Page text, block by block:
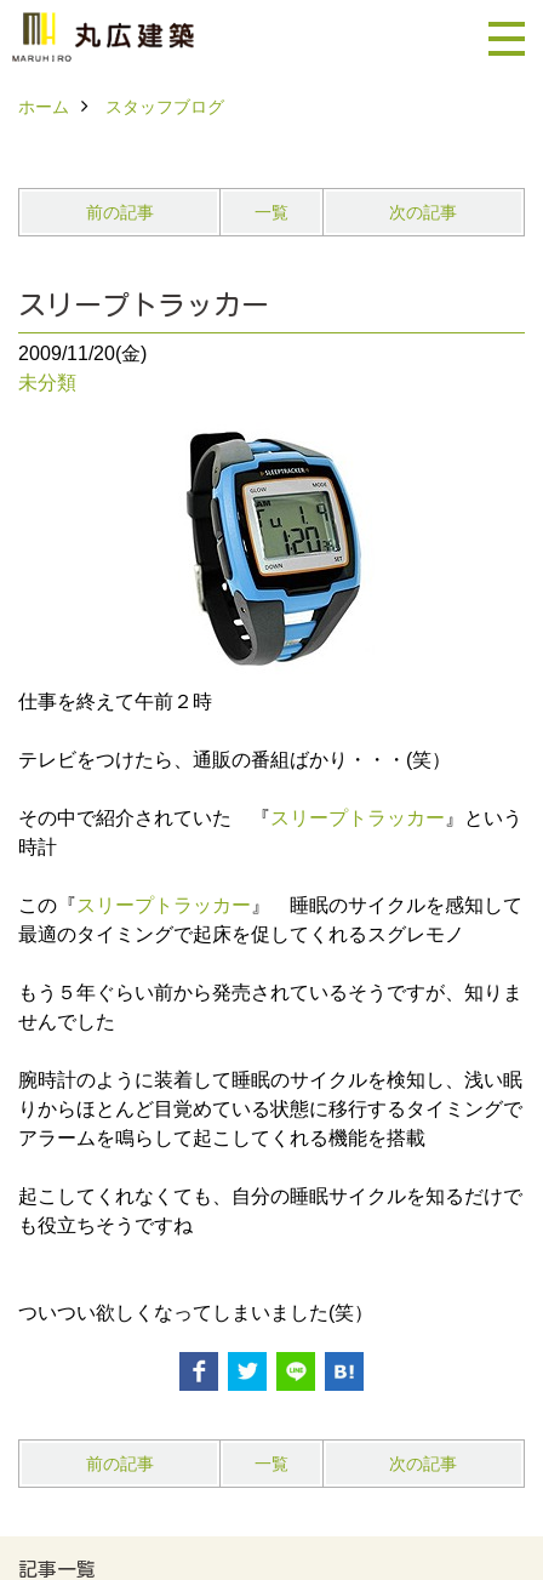
ホーム スタッフブログ
前の記事 一覧 次の記事
スリープトラッカー
2009/11/20(金)
未分類
仕事を終えて午前２時
テレビをつけたら、通販の番組ばかり・・・(笑）
その中で紹介されていた 『スリープトラッカー 』という
時計
この『スリープトラッカー 』 睡眠のサイクルを感知して
最適のタイミングで起床を促してくれるスグレモノ
もう５年ぐらい前から発売されているそうですが、知りま
せんでした
腕時計のように装着して睡眠のサイクルを検知し、浅い眠
りからほとんど目覚めている状態に移行するタイミングで
アラームを鳴らして起こしてくれる機能を搭載
起こしてくれなくても、自分の睡眠サイクルを知るだけで
も役立ちそうですね
ついつい欲しくなってしまいました(笑）
前の記事 一覧 次の記事
記事一覧